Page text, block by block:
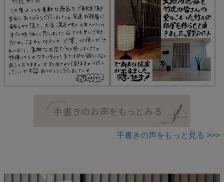
手書きの声をもっと見る >>>